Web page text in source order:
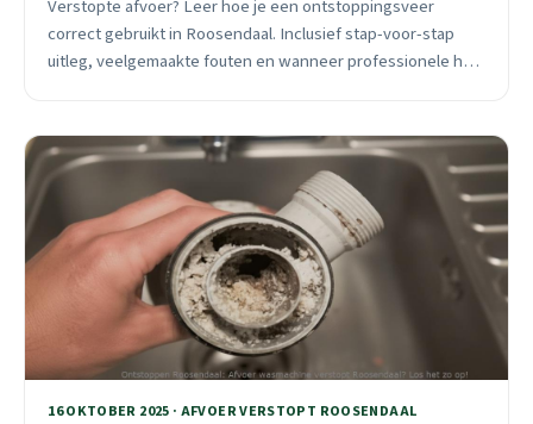
Verstopte afvoer? Leer hoe je een ontstoppingsveer
correct gebruikt in Roosendaal. Inclusief stap-voor-stap
uitleg, veelgemaakte fouten en wanneer professionele hulp
16 OKTOBER 2025 · AFVOER VERSTOPT ROOSENDAAL